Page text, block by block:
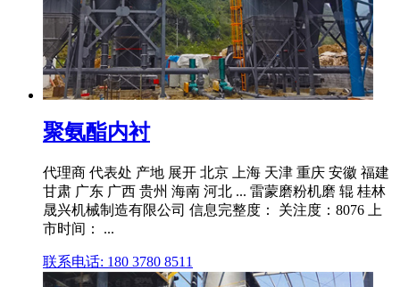
聚氨酯内衬
代理商 代表处 产地 展开 北京 上海 天津 重庆 安徽 福建
甘肃 广东 广西 贵州 海南 河北 ... 雷蒙磨粉机磨 辊 桂林
晟兴机械制造有限公司 信息完整度： 关注度：8076 上
市时间： ...
联系电话: 180 3780 8511